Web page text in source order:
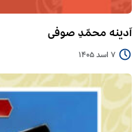
آدینه محمّدِ صوفی
7 اسد 1405